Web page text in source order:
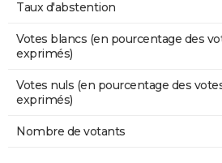
Taux d'abstention
Votes blancs (en pourcentage des
exprimés)
Votes nuls (en pourcentage des
exprimés)
Nombre de votants